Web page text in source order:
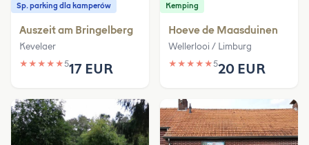
Sp. parking dla kamperów
Auszeit am Bringelberg
Kevelaer
★ ★ ★ ★ ★517 EUR
Kemping
Hoeve de Maasduinen
Wellerlooi / Limburg
★ ★ ★ ★ ★520 EUR